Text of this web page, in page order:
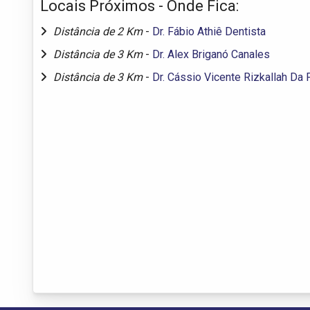
Locais Próximos - Onde Fica:
Distância de 2 Km - Dr. Fábio Athiê Dentista
Distância de 3 Km - Dr. Alex Briganó Canales
Distância de 3 Km - Dr. Cássio Vicente Rizkallah Da